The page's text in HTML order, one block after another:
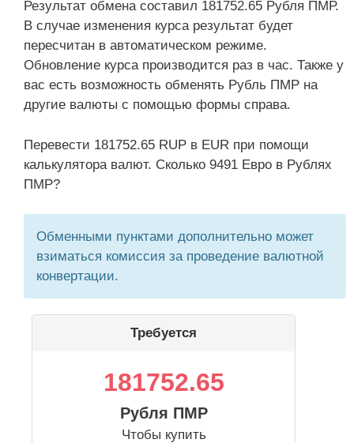
Результат обмена составил 181752.65 Рубля ПМР.
В случае изменения курса результат будет
пересчитан в автоматическом режиме.
Обновление курса производится раз в час. Также у
вас есть возможность обменять Рубль ПМР на
другие валюты с помощью формы справа.
Перевести 181752.65 RUP в EUR при помощи
калькулятора валют. Сколько 9491 Евро в Рублях
ПМР?
Обменными пунктами дополнительно может
взиматься комиссия за проведение валютной
конвертации.
Требуется
181752.65
Рубля ПМР
Чтобы купить